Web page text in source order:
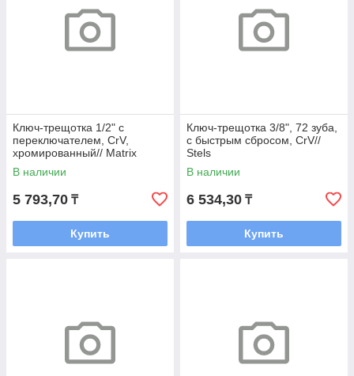
Ключ-трещотка 1/2" с
переключателем, CrV,
хромированный// Matrix
В наличии
5 793,70 ₸
Купить
Ключ-трещотка 3/8", 72 зуба,
с быстрым сбросом, CrV//
Stels
В наличии
6 534,30 ₸
Купить